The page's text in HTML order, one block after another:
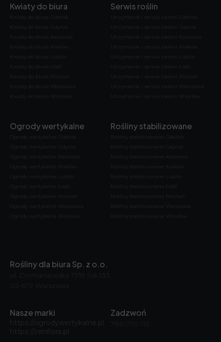
Kwiaty do biura
Kwiaty do biura Gdańsk
Kwiaty do biura Gdynia
Kwiaty do biura Katowice
Kwiaty do biura Kraków
Kwiaty do biura Lublin
Kwiaty do biura Łódź
Kwiaty do biura Poznań
Kwiaty do biura Warszawa
Kwiaty do biura Wrocław
Serwis roślin
Utrzymanie i serwis zieleni Gdańsk
Utrzymanie i serwis zieleni Gdynia
Utrzymanie i serwis zieleni Katowice
Utrzymanie i serwis zieleni Kraków
Utrzymanie i serwis zieleni Lublin
Utrzymanie i serwis zieleni Łódź
Utrzymanie i serwis zieleni Poznań
Utrzymanie i serwis zieleni Warszawa
Utrzymanie i serwis zieleni Wrocław
Ogrody wertykalne
Ogrody wertykalne Gdańsk
Ogrody wertykalne Gdynia
Ogrody wertykalne Katowice
Ogrody wertykalne Kraków
Ogrody wertykalne Lublin
Ogrody wertykalne Łódź
Ogrody wertykalne Poznań
Ogrody wertykalne Warszawa
Ogrody wertykalne Wrocław
Rośliny stabilizowane
Rośliny stabilizowane Gdańsk
Rośliny stabilizowane Gdynia
Rośliny stabilizowane Katowice
Rośliny stabilizowane Kraków
Rośliny stabilizowane Lublin
Rośliny stabilizowane Łódź
Rośliny stabilizowane Poznań
Rośliny stabilizowane Warszawa
Rośliny stabilizowane Wrocław
Rośliny dla biura Sp. z o.o.
ul. Domaniewska 17/19 lok.133,
02-672 Warszawa
Nasze marki
https://ogrodywertykalne.pl
https://zenflora.pl
Zadzwoń
780-710-115